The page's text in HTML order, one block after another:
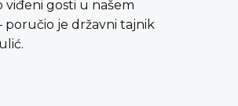
viđeni gosti u našem
poručio je državni tajnik